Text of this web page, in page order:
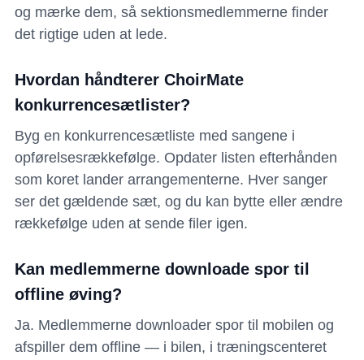
og mærke dem, så sektionsmedlemmerne finder
det rigtige uden at lede.
Hvordan håndterer ChoirMate
konkurrencesætlister?
Byg en konkurrencesætliste med sangene i
opførelsesrækkefølge. Opdater listen efterhånden
som koret lander arrangementerne. Hver sanger
ser det gældende sæt, og du kan bytte eller ændre
rækkefølge uden at sende filer igen.
Kan medlemmerne downloade spor til
offline øving?
Ja. Medlemmerne downloader spor til mobilen og
afspiller dem offline — i bilen, i træningscenteret